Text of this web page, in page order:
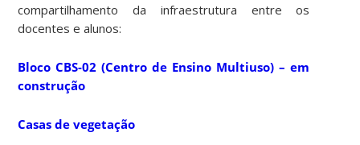
compartilhamento da infraestrutura entre os
docentes e alunos:
Bloco CBS-02 (Centro de Ensino Multiuso) – em
construção
Casas de vegetação